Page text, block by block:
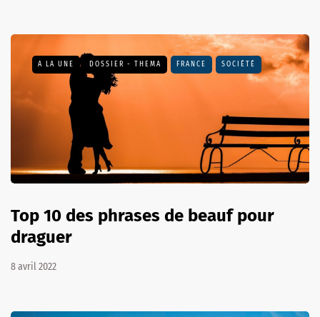
A LA UNE DOSSIER - THEMA FRANCE SOCIÉTÉ
Top 10 des phrases de beauf pour
draguer
8 avril 2022